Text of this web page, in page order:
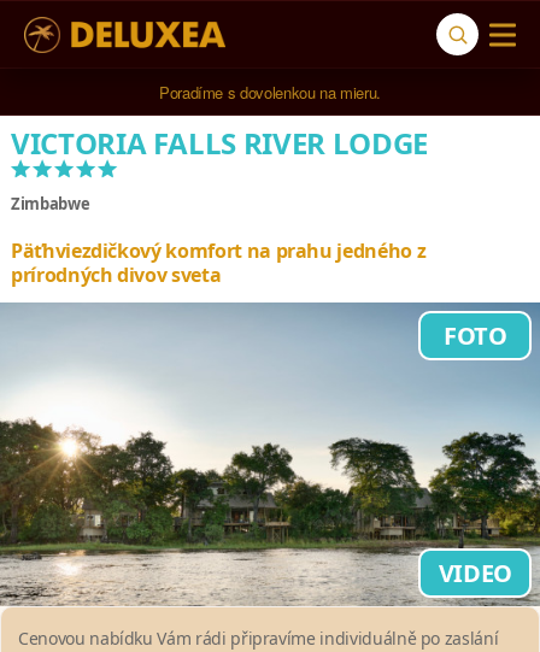
5* cestovná kancelária na luxusnú dovolenku od 4.000 EUR.
VICTORIA FALLS RIVER LODGE
*****
Zimbabwe
Päťhviezdičkový komfort na prahu jedného z
prírodných divov sveta
FOTO
VIDEO
Cenovou nabídku Vám rádi připravíme individuálně po zaslání